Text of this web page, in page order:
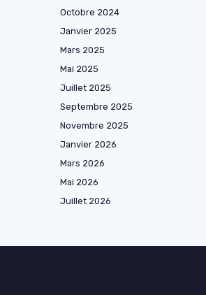
Octobre 2024
Janvier 2025
Mars 2025
Mai 2025
Juillet 2025
Septembre 2025
Novembre 2025
Janvier 2026
Mars 2026
Mai 2026
Juillet 2026